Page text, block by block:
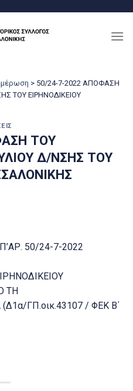
> 50/24-7-2022 ΑΠΟΦΑΣΗ
ΤΟΥ ΕΙΡΗΝΟΔΙΚΕΙΟΥ
ΤΟΥ
Δ/ΝΣΗΣ ΤΟΥ
50/24-7-2022
ΤΗ
ΓΠ.οικ.43107 / ΦΕΚ Β΄